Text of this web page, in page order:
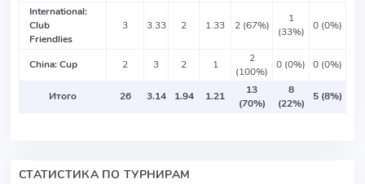
International:
Club
Friendlies
3 3.33 2 1.33 2 (67%)
1
(33%)
0 (0%)
China: Cup 2 3 2 1
2
(100%)
0 (0%) 0 (0%)
Итого 26 3.14 1.94 1.21
13
(70%)
8
(22%)
5 (8%)
СТАТИСТИКА ПО ТУРНИРАМ